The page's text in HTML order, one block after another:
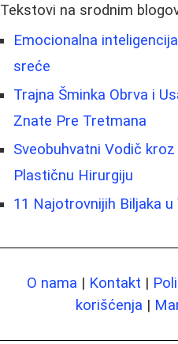
Tekstovi na srodnim
Emocionalna
sreće
Trajna Šminka Obrva i
Znate Pre Tretmana
Sveobuhvatni Vodič
Plastičnu Hirurgiju
11 Najotrovnijih Biljaka
O nama | Kontakt |
korišćenja |